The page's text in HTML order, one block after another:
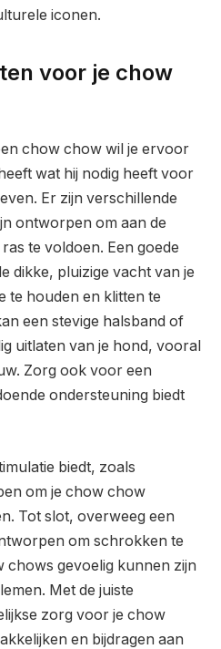
iconen.
voor je chow
chow chow wil je ervoor
wat hij nodig heeft voor
Er zijn verschillende
ontworpen om aan de
te voldoen. Een goede
dikke, pluizige vacht van je
te houden en klitten te
een stevige halsband of
uitlaten van je hond, vooral
Zorg ook voor een
ondersteuning biedt
biedt, zoals
om je chow chow
Tot slot, overweeg een
om schrokken te
gevoelig kunnen zijn
Met de juiste
zorg voor je chow
en bijdragen aan